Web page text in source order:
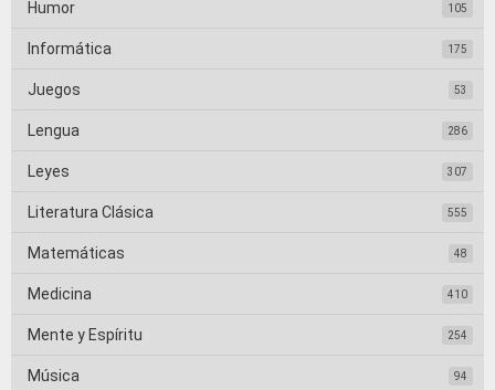
Humor 105
Informática 175
Juegos 53
Lengua 286
Leyes 307
Literatura Clásica 555
Matemáticas 48
Medicina 410
Mente y Espíritu 254
Música 94